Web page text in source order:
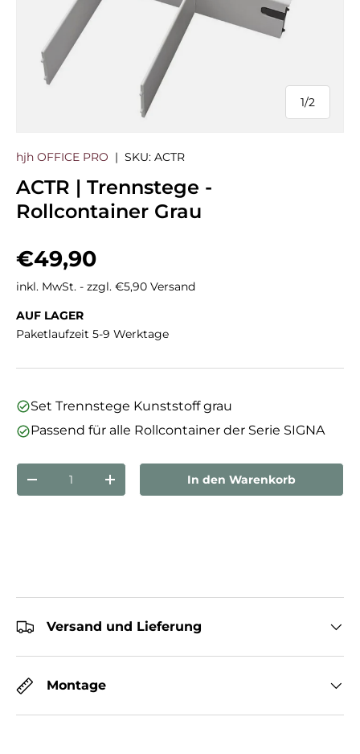
1/
von
2
hjh OFFICE PRO | SKU: ACTR
ACTR | Trennstege -
Rollcontainer Grau
Normaler Preis
€49,90
inkl. MwSt. - zzgl. €5,90 Versand
AUF LAGER
Paketlaufzeit 5-9 Werktage
Set Trennstege Kunststoff grau
Passend für alle Rollcontainer der Serie SIGNA
Anzahl
Menge verringernMenge erhöhenIn den Warenkorb
Versand und Lieferung
Montage